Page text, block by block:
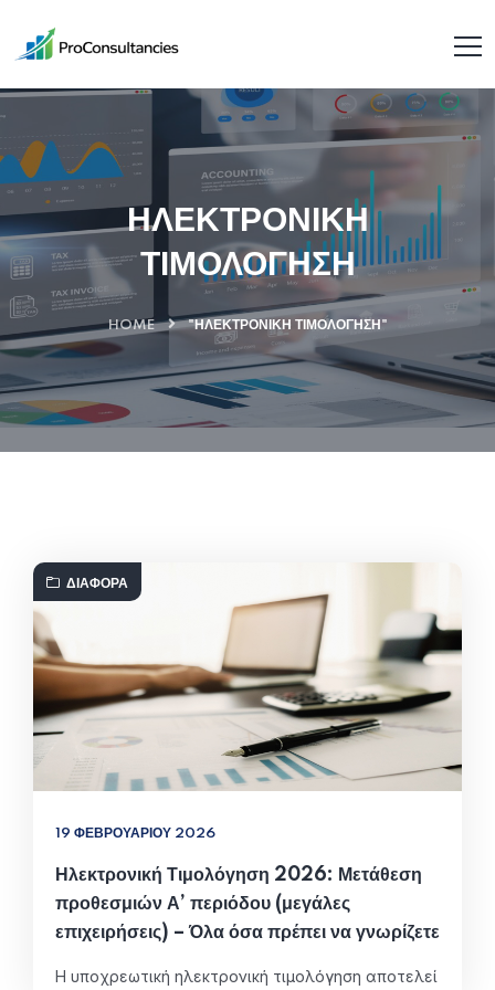
ΗΛΕΚΤΡΟΝΙΚΗ
ΤΙΜΟΛΟΓΗΣΗ
HOME "ΗΛΕΚΤΡΟΝΙΚΗ ΤΙΜΟΛΟΓΗΣΗ"
ΔΙΆΦΟΡΑ
19 ΦΕΒΡΟΥΑΡΊΟΥ 2026
Ηλεκτρονική Τιμολόγηση 2026: Μετάθεση
προθεσμιών Α’ περιόδου (μεγάλες
επιχειρήσεις) – Όλα όσα πρέπει να γνωρίζετε
Η υποχρεωτική ηλεκτρονική τιμολόγηση αποτελεί